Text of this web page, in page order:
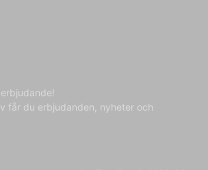
får du erbjudanden, nyheter och